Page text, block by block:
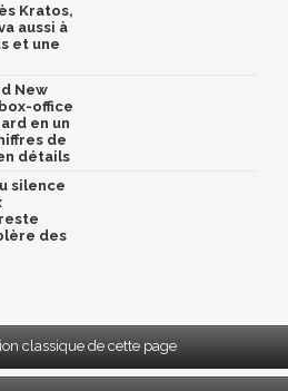
Kratos,
aussi à
et une
New
office
en un
de
détails
silence
des
classique de cette page